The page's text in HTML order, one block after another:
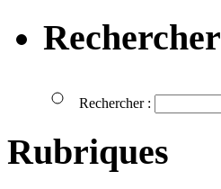
Rechercher
Rechercher :
Rubriques